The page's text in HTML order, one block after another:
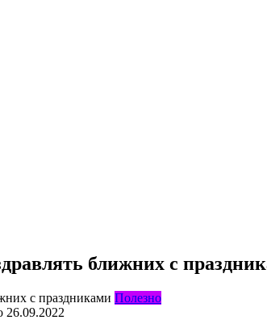
ближних с
Полезно
26.09.2022